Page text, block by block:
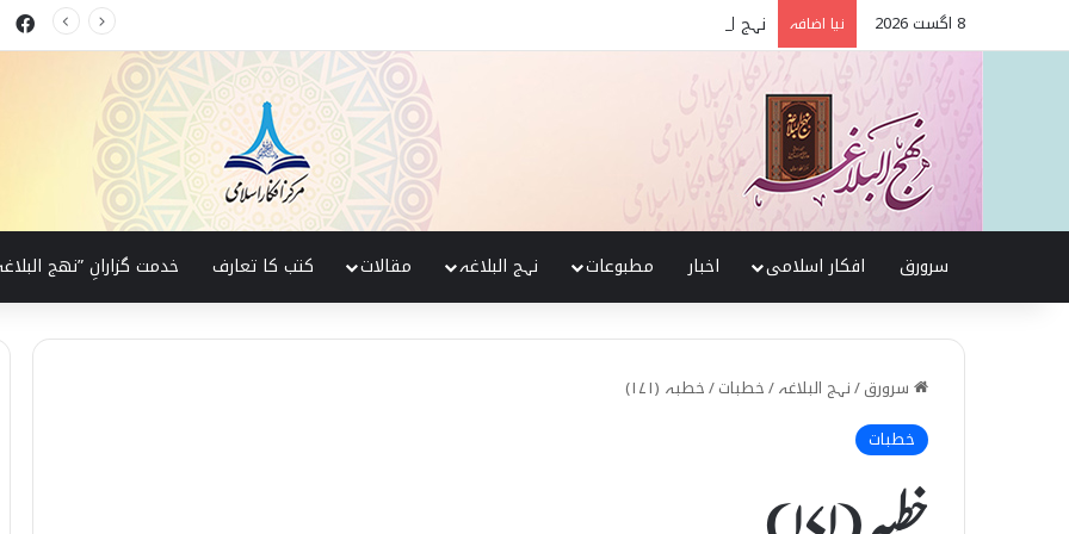
8 اگست 2026 نیا اضافہ نہج البلاغہ میں حقیقی شیعہ کی پہچان
سرورق افکار اسلامی اخبار مطبوعات نہج البلاغہ مقالات کتب کا تعارف خدمت گزارانِ ”نھج
سرورق/نہج البلاغہ/خطبات/خطبہ (۱۷۱)
خطبات